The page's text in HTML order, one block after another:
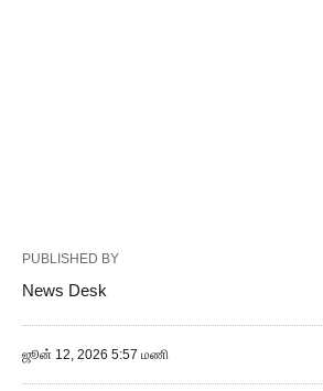
PUBLISHED BY
News Desk
ஜூன் 12, 2026 5:57 மணி